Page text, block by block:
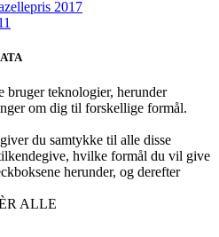
bruger teknologier, herunder
om dig til forskellige formål.
du samtykke til alle disse
hvilke formål du vil give
herunder, og derefter
ALLE